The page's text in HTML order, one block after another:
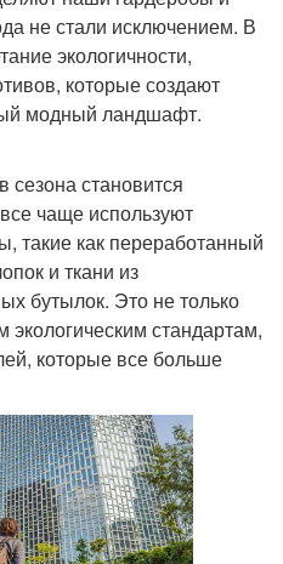
не стали исключением. В
экологичности,
которые создают
модный ландшафт.
становится
чаще используют
такие как переработанный
и ткани из
бутылок. Это не только
экологическим стандартам,
которые все больше